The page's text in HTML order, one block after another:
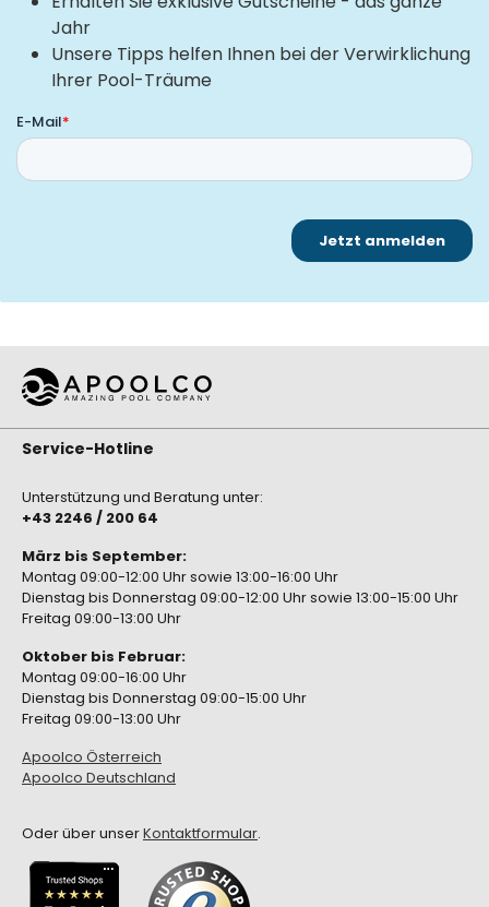
Jahr
Unsere Tipps helfen Ihnen bei der Verwirklichung
Ihrer Pool-Träume
Service-Hotline
Unterstützung und Beratung unter:
+43 2246 / 200 64
März bis September:
Montag 09:00-12:00 Uhr sowie 13:00-16:00 Uhr
Dienstag bis Donnerstag 09:00-12:00 Uhr sowie 13:00-15:00 Uhr
Freitag 09:00-13:00 Uhr
Oktober bis Februar:
Montag 09:00-16:00 Uhr
Dienstag bis Donnerstag 09:00-15:00 Uhr
Freitag 09:00-13:00 Uhr
Apoolco Österreich
Apoolco Deutschland
Oder über unserKontaktformular.